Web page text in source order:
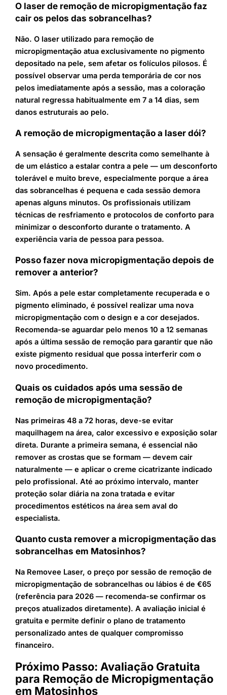
O laser de remoção de micropigmentação faz
cair os pelos das sobrancelhas?
Não. O laser utilizado para remoção de
micropigmentação atua exclusivamente no pigmento
depositado na pele, sem afetar os folículos pilosos. É
possível observar uma perda temporária de cor nos
pelos imediatamente após a sessão, mas a coloração
natural regressa habitualmente em 7 a 14 dias, sem
danos estruturais ao pelo.
A remoção de micropigmentação a laser dói?
A sensação é geralmente descrita como semelhante à
de um elástico a estalar contra a pele — um desconforto
tolerável e muito breve, especialmente porque a área
das sobrancelhas é pequena e cada sessão demora
apenas alguns minutos. Os profissionais utilizam
técnicas de resfriamento e protocolos de conforto para
minimizar o desconforto durante o tratamento. A
experiência varia de pessoa para pessoa.
Posso fazer nova micropigmentação depois de
remover a anterior?
Sim. Após a pele estar completamente recuperada e o
pigmento eliminado, é possível realizar uma nova
micropigmentação com o design e a cor desejados.
Recomenda-se aguardar pelo menos 10 a 12 semanas
após a última sessão de remoção para garantir que não
existe pigmento residual que possa interferir com o
novo procedimento.
Quais os cuidados após uma sessão de
remoção de micropigmentação?
Nas primeiras 48 a 72 horas, deve-se evitar
maquilhagem na área, calor excessivo e exposição solar
direta. Durante a primeira semana, é essencial não
remover as crostas que se formam — devem cair
naturalmente — e aplicar o creme cicatrizante indicado
pelo profissional. Até ao próximo intervalo, manter
proteção solar diária na zona tratada e evitar
procedimentos estéticos na área sem aval do
especialista.
Quanto custa remover a micropigmentação das
sobrancelhas em Matosinhos?
Na Removee Laser, o preço por sessão de remoção de
micropigmentação de sobrancelhas ou lábios é de €65
(referência para 2026 — recomenda-se confirmar os
preços atualizados diretamente). A avaliação inicial é
gratuita e permite definir o plano de tratamento
personalizado antes de qualquer compromisso
financeiro.
Próximo Passo: Avaliação Gratuita
para Remoção de Micropigmentação
em Matosinhos